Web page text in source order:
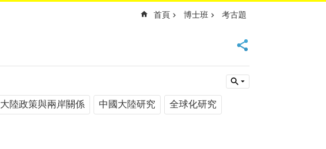
首頁 博士班 考古題
大陸政策與兩岸關係 中國大陸研究 全球化研究